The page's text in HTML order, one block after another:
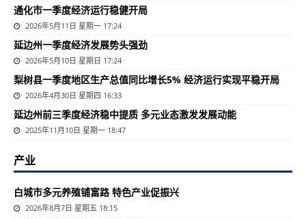
通化市一季度经济运行稳健开局
2026年5月11日 星期一 17:24
延边州一季度经济发展势头强劲
2026年5月10日 星期日 17:24
梨树县一季度地区生产总值同比增长5% 经济运行实现平稳开局
2026年4月30日 星期四 16:33
延边州前三季度经济稳中提质 多元业态激发发展动能
2025年11月10日 星期一 18:47
产业
白城市多元养殖铺富路 特色产业促振兴
2026年8月7日 星期五 18:15